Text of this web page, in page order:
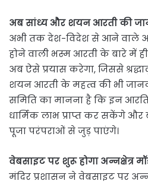
अब सांध्य और शयन आरती की
अभी तक देश-विदेश से आने वाले
होने वाली भस्म आरती के बारे में
अब ऐसे प्रयास करेगा, जिससे
शयन आरती के महत्व की भी
समिति का मानना है कि इन
धार्मिक लाभ प्राप्त कर सकेंगे और
पूजा परंपराओं से जुड़ पाएंगे।
वेबसाइट पर शुरू होगा अन्नक्षेत्र
मंदिर प्रशासन ने वेबसाइट पर